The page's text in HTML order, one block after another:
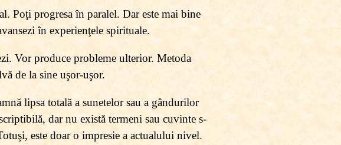
Poţi progresa în paralel. Dar este mai bine
în experienţele spirituale.
Vor produce probleme ulterior. Metoda
de la sine uşor-uşor.
lipsa totală a sunetelor sau a gândurilor
dar nu există termeni sau cuvinte s-
este doar o impresie a actualului nivel.